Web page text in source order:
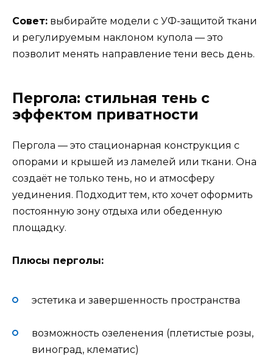
Совет: выбирайте модели с УФ-защитой ткани
и регулируемым наклоном купола — это
позволит менять направление тени весь день.
Пергола: стильная тень с
эффектом приватности
Пергола — это стационарная конструкция с
опорами и крышей из ламелей или ткани. Она
создаёт не только тень, но и атмосферу
уединения. Подходит тем, кто хочет оформить
постоянную зону отдыха или обеденную
площадку.
Плюсы перголы:
эстетика и завершенность пространства
возможность озеленения (плетистые розы,
виноград, клематис)